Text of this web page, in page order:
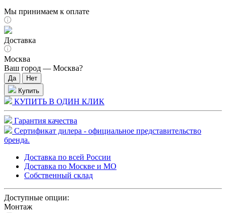
Мы принимаем к оплате
Доставка
Москва
Ваш город — Москва?
Купить
КУПИТЬ В ОДИН КЛИК
Гарантия качества
Сертификат дилера - официальное представительство
бренда.
Доставка по всей России
Доставка по Москве и МО
Собственный склад
Доступные опции:
Монтаж